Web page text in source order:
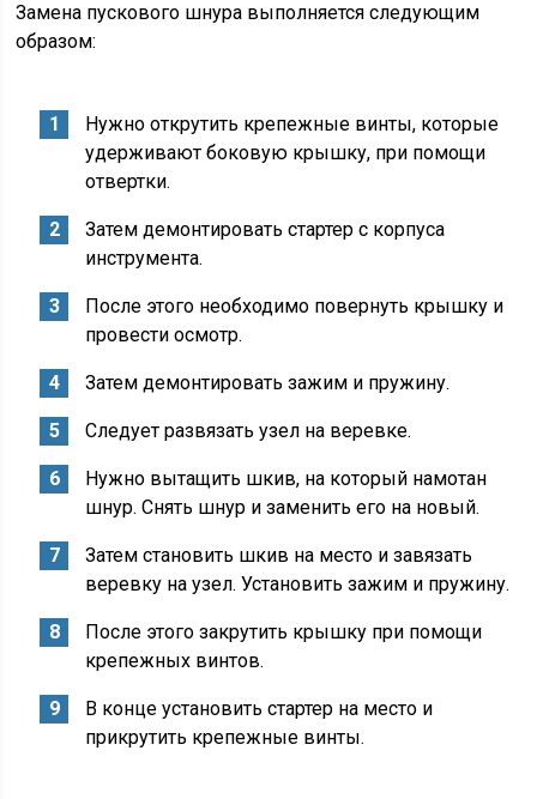
Замена пускового шнура выполняется следующим
образом:
Нужно открутить крепежные винты, которые
удерживают боковую крышку, при помощи
отвертки.
Затем демонтировать стартер с корпуса
инструмента.
После этого необходимо повернуть крышку и
провести осмотр.
Затем демонтировать зажим и пружину.
Следует развязать узел на веревке.
Нужно вытащить шкив, на который намотан
шнур. Снять шнур и заменить его на новый.
Затем становить шкив на место и завязать
веревку на узел. Установить зажим и пружину.
После этого закрутить крышку при помощи
крепежных винтов.
В конце установить стартер на место и
прикрутить крепежные винты.